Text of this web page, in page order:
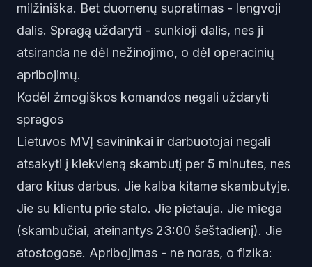
milžiniška. Bet duomenų supratimas - lengvoji
dalis. Spragą uždaryti - sunkioji dalis, nes ji
atsiranda ne dėl nežinojimo, o dėl operacinių
apribojimų.
Kodėl žmogiškos komandos negali uždaryti
spragos
Lietuvos MVĮ savininkai ir darbuotojai negali
atsakyti į kiekvieną skambutį per 5 minutes, nes
daro kitus darbus. Jie kalba kitame skambutyje.
Jie su klientu prie stalo. Jie pietauja. Jie miega
(skambučiai, ateinantys 23:00 šeštadienį). Jie
atostogose. Apribojimas - ne noras, o fizika: